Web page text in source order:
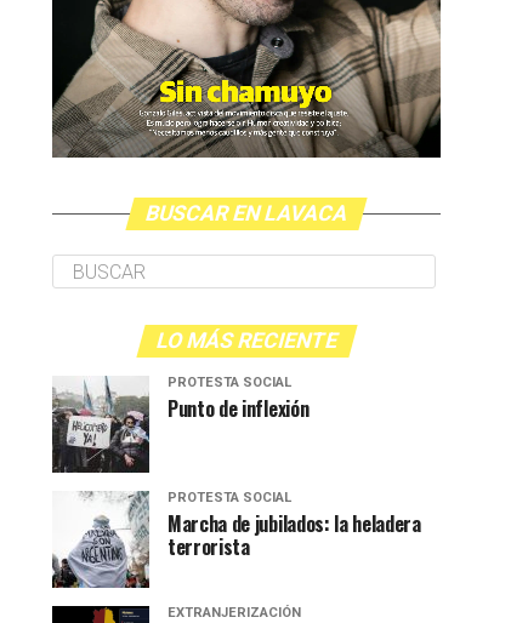
BUSCAR EN LAVACA
LO MÁS RECIENTE
PROTESTA SOCIAL
Punto de inflexión
PROTESTA SOCIAL
Marcha de jubilados: la heladera
terrorista
EXTRANJERIZACIÓN